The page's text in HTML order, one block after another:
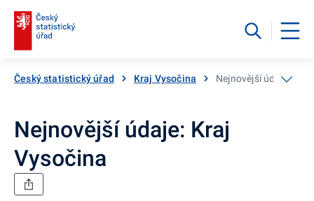
Český statistický úřad Kraj Vysočina Nejnovější údaje: Kraj
Nejnovější údaje: Kraj
Vysočina